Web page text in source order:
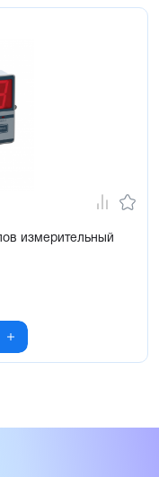
измерительный